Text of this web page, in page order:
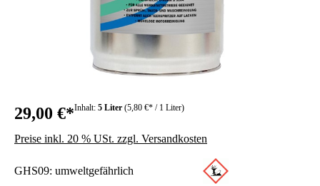
29,00 €*Inhalt: 5 Liter (5,80 €* / 1 Liter)
Preise inkl. 20 % USt. zzgl. Versandkosten
GHS09: umweltgefährlich